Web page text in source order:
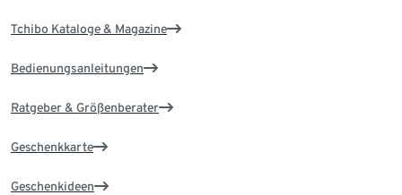
Tchibo Kataloge & Magazine
Bedienungsanleitungen
Ratgeber & Größenberater
Geschenkkarte
Geschenkideen